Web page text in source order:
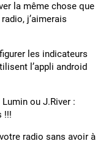
la même chose que
j’aimerais
les indicateurs
l’appli android
ou J.River :
!!!
radio sans avoir à